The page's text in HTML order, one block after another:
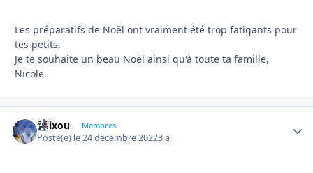
Les préparatifs de Noël ont vraiment été trop fatigants pour
tes petits.
Je te souhaite un beau Noël ainsi qu'à toute ta famille,
Nicole.
felixou Membres
Posté(e) le 24 décembre 20223 a